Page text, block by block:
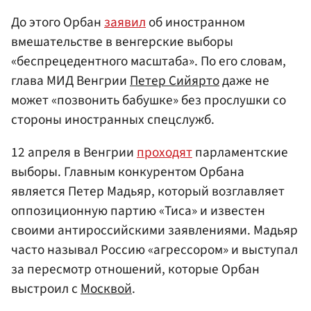
До этого Орбанзаявилоб иностранном
вмешательстве в венгерские выборы
«беспрецедентного масштаба». По его словам,
глава МИД ВенгрииПетер Сийяртодаже не
может «позвонить бабушке» без прослушки со
стороны иностранных спецслужб.
12 апреля в Венгриипроходятпарламентские
выборы. Главным конкурентом Орбана
является Петер Мадьяр, который возглавляет
оппозиционную партию «Тиса» и известен
своими антироссийскими заявлениями. Мадьяр
часто называл Россию «агрессором» и выступал
за пересмотр отношений, которые Орбан
выстроил сМосквой.